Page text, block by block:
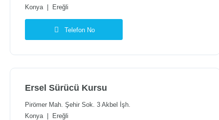
Konya| Ereğli
Telefon No
Ersel Sürücü Kursu
Pirömer Mah. Şehir Sok. 3 Akbel İşh.
Konya| Ereğli